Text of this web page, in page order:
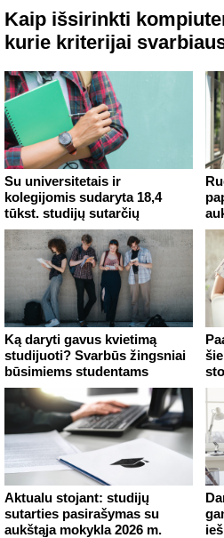
Kaip išsirinkti
kurie kriterijai
Su universitetais ir
kolegijomis sudaryta 18,4
tūkst. studijų sutarčių
Ką daryti gavus kvietimą
studijuoti? Svarbūs žingsniai
būsimiems studentams
Aktualu stojant: studijų
sutarties pasirašymas su
aukštąja mokykla 2026 m.